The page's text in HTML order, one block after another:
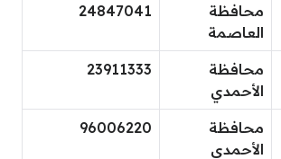
محافظة
العاصمة
24847041
محافظة
الأحمدي
23911333
محافظة
الأحمدي
96006220